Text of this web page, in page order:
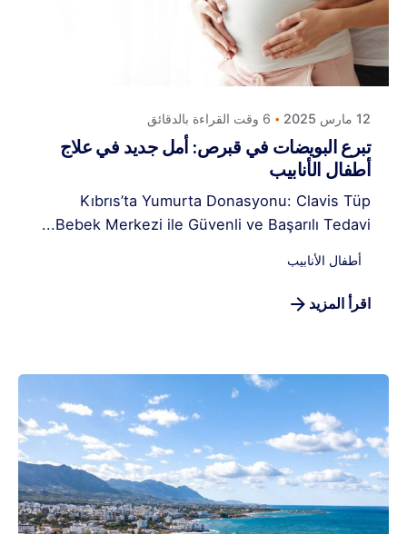
Posted by
كلافيس لأطفال الأنابيب في قبرص
12 مارس 2025 6 وقت القراءة بالدقائق
تبرع البويضات في قبرص: أمل جديد في علاج
أطفال الأنابيب
Kıbrıs’ta Yumurta Donasyonu: Clavis Tüp
Bebek Merkezi ile Güvenli ve Başarılı Tedavi...
أطفال الأنابيب
اقرأ المزيد